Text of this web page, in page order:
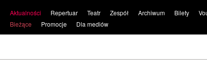
Aktualności
Bieżące
Promocje Dla mediów
Repertuar Teatr Zespół Archiwum Bilety